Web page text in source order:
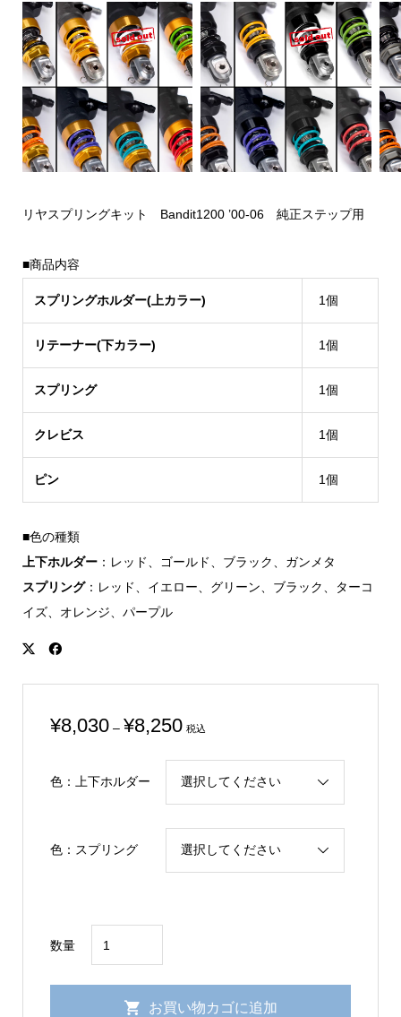
リヤスプリングキット Bandit1200 ’00-06 純正ステップ用
■商品内容
スプリングホルダー(上カラー) 1個
リテーナー(下カラー) 1個
スプリング 1個
クレビス 1個
ピン 1個
■色の種類
上下ホルダー：レッド、ゴールド、ブラック、ガンメタ
スプリング：レッド、イエロー、グリーン、ブラック、ターコ
イズ、オレンジ、パープル
¥8,030 – ¥8,250価
¥8,250
税込
色：上下ホルダー
色：スプリング
数量
'00-
06
お買い物カゴに追加